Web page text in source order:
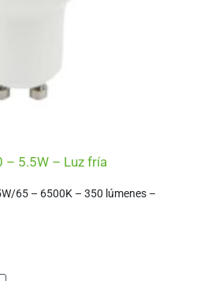
– 5.5W – Luz fría
65 – 6500K – 350 lúmenes –